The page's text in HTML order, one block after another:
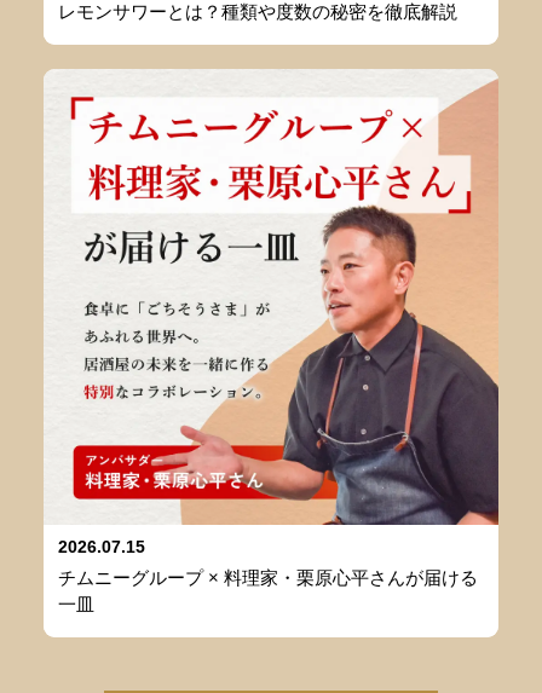
レモンサワーとは？種類や度数の秘密を徹底解説
2026.07.15
チムニーグループ × 料理家・栗原心平さんが届ける
一皿